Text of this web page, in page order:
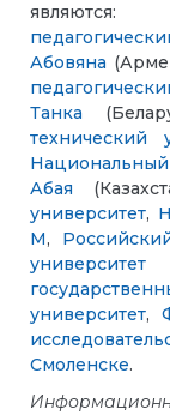
являются:
Абовяна
Танка
технический
Абая
университет,
М,
университет,
Смоленске.